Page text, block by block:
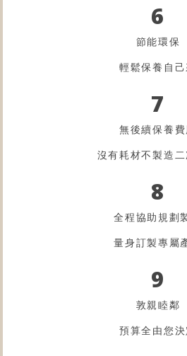
6
節能環保
輕鬆保養自己
7
無後續保養費
沒有耗材不製造
8
全程協助規劃
量身訂製專屬
9
敦親睦鄰
預算全由您決